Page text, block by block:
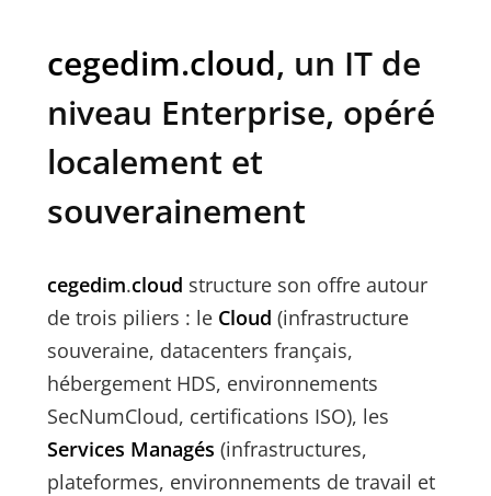
cegedim.cloud, un IT de
niveau Enterprise, opéré
localement et
souverainement
cegedim.cloud structure son offre autour
de trois piliers : le Cloud (infrastructure
souveraine, datacenters français,
hébergement HDS, environnements
SecNumCloud, certifications ISO), les
Services Managés (infrastructures,
plateformes, environnements de travail et